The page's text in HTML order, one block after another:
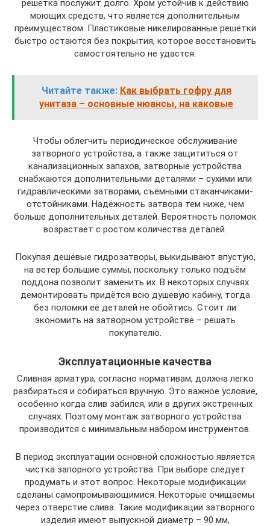
решётка послужит долго. Хром устойчив к действию
моющих средств, что является дополнительным
преимуществом. Пластиковые никелированные решётки
быстро остаются без покрытия, которое восстановить
самостоятельно не удастся.
Читайте также: Как выбрать гофру для
унитаза – основные нюансы, на каковые
Чтобы облегчить периодическое обслуживание
затворного устройства, а также защититься от
канализационных запахов, затворные устройства
снабжаются дополнительными деталями – сухими или
гидравлическими затворами, съёмными стаканчиками-
отстойниками. Надёжность затвора тем ниже, чем
больше дополнительных деталей. Вероятность поломок
возрастает с ростом количества деталей.
Покупая дешёвые гидрозатворы, выкидывают впустую,
на ветер большие суммы, поскольку только подъём
поддона позволит заменить их. В некоторых случаях
демонтировать придётся всю душевую кабину, тогда
без поломки её деталей не обойтись. Стоит ли
экономить на затворном устройстве – решать
покупателю.
Эксплуатационные качества
Сливная арматура, согласно нормативам, должна легко
разбираться и собираться вручную. Это важное условие,
особенно когда слив забился, или в других экстренных
случаях. Поэтому монтаж затворного устройства
производится с минимальным набором инструментов.
В период эксплуатации основной сложностью является
чистка запорного устройства. При выборе следует
продумать и этот вопрос. Некоторые модификации
сделаны самопромывающимися. Некоторые очищаемы
через отверстие слива. Такие модификации затворного
изделия имеют выпускной диаметр – 90 мм,